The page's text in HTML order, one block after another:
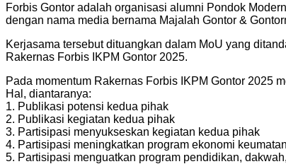
Forbis Gontor adalah organisasi alumni Pondok
dengan nama media bernama Majalah Gontor &
Kerjasama tersebut dituangkan dalam MoU yang
Rakernas Forbis IKPM Gontor 2025.
Pada momentum Rakernas Forbis IKPM Gontor 2025
Hal, diantaranya:
1. Publikasi potensi kedua pihak
2. Publikasi kegiatan kedua pihak
3. Partisipasi menyukseskan kegiatan kedua pihak
4. Partisipasi meningkatkan program ekonomi keumatan
5. Partisipasi menguatkan program pendidikan,